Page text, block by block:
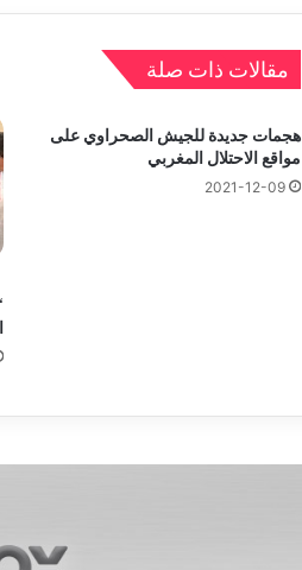
مقالات ذات صلة
هجمات جديدة للجيش الصحراوي على
مواقع الاحتلال المغربي
2021-12-09